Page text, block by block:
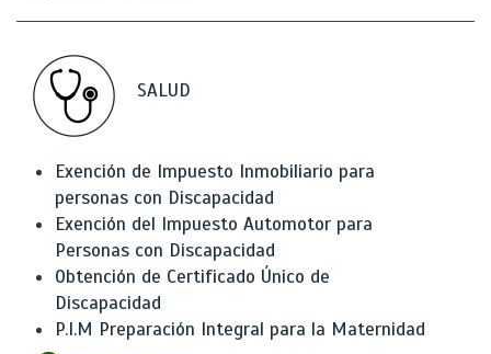
SALUD
Exención de Impuesto Inmobiliario para
personas con Discapacidad
Exención del Impuesto Automotor para
Personas con Discapacidad
Obtención de Certificado Único de
Discapacidad
P.I.M Preparación Integral para la Maternidad